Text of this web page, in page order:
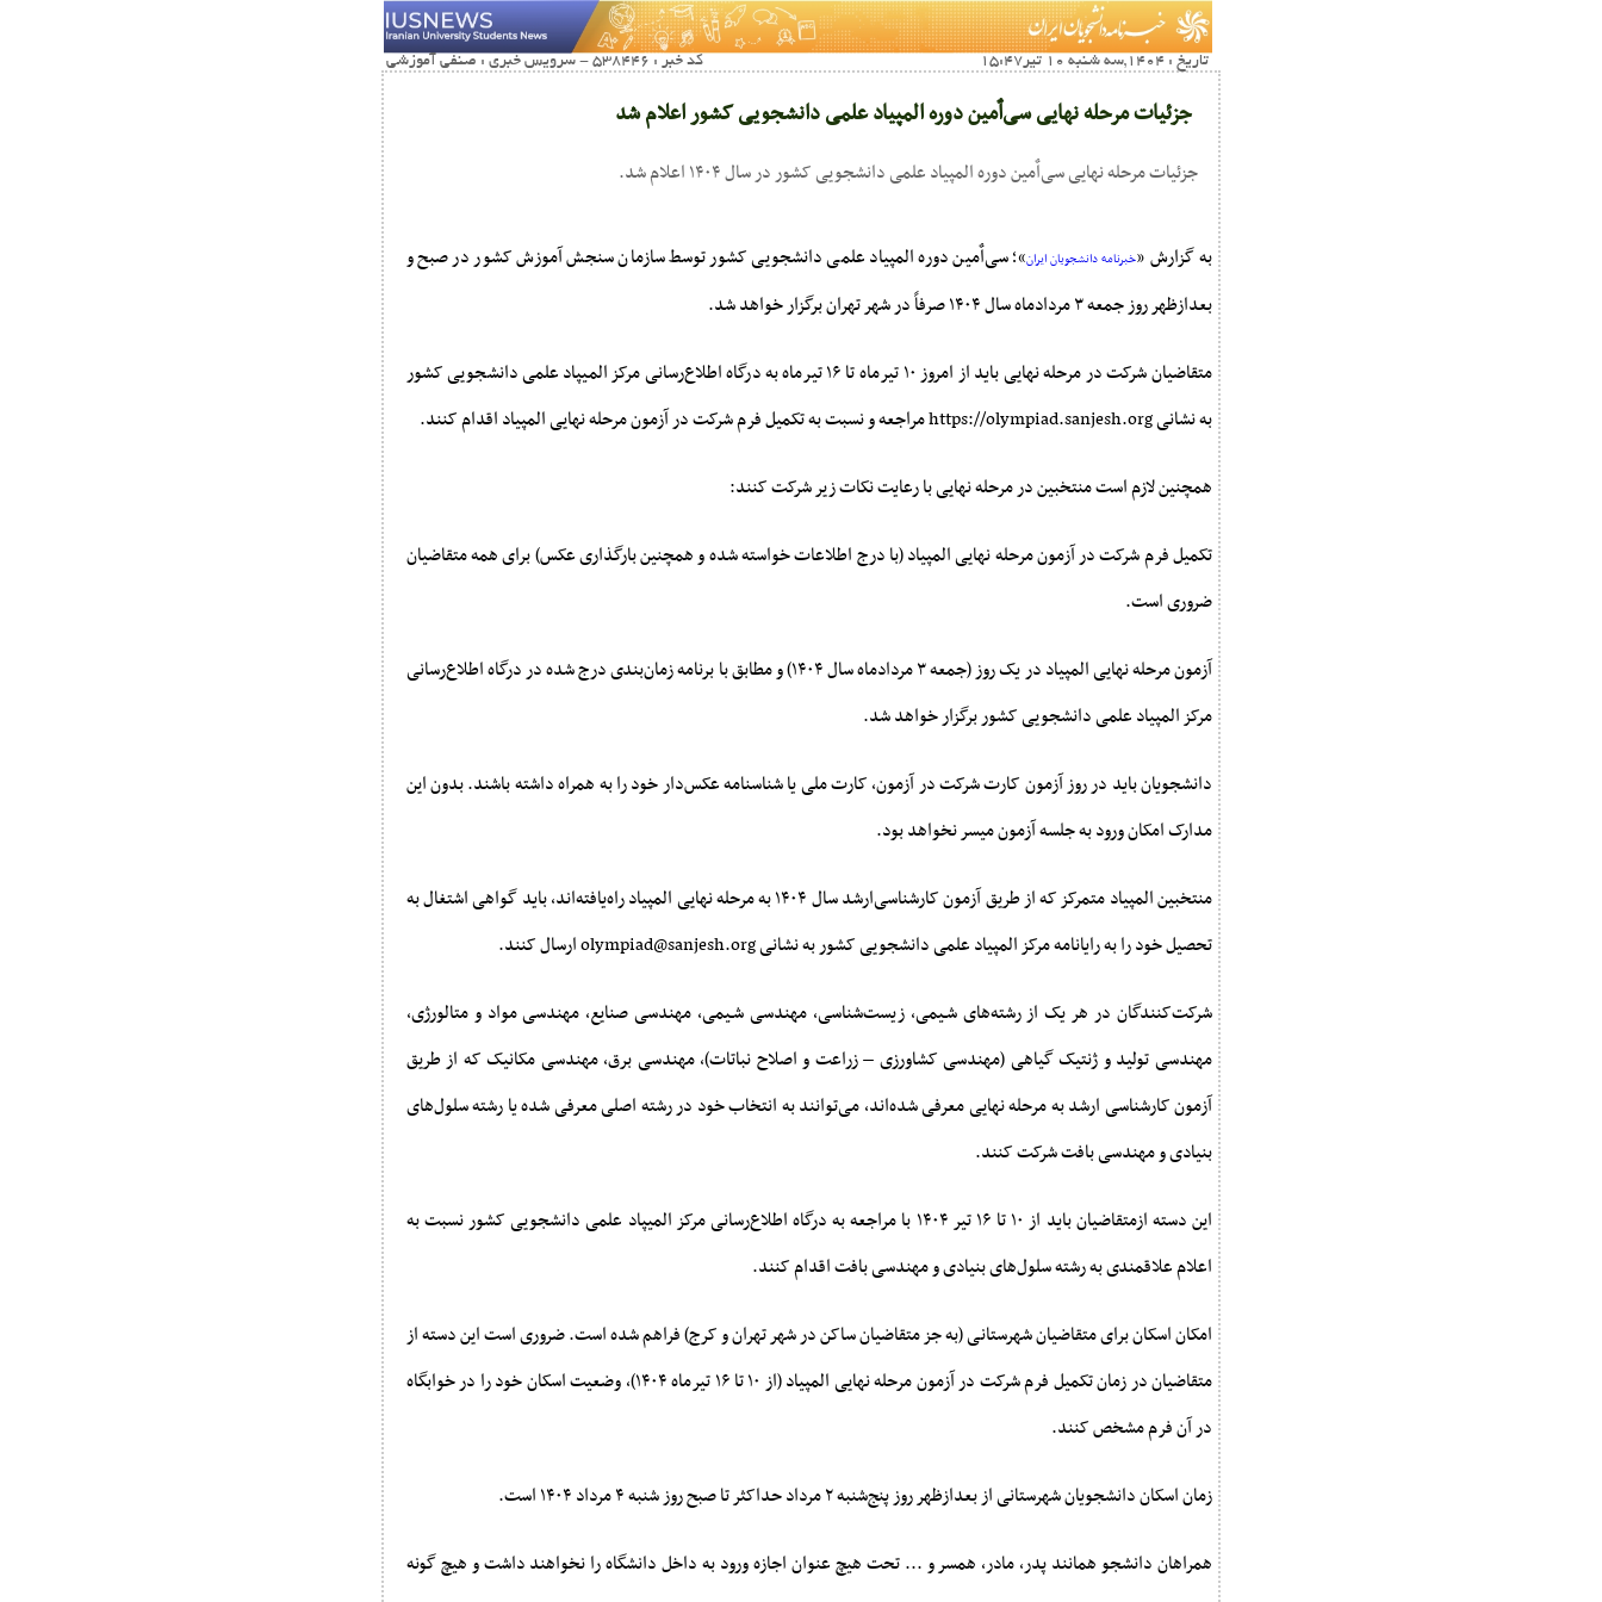
تاریخ : 1404,سه شنبه 10 تير15:47 کد خبر : 538446 - سرویس خبری : صنفی آموزشی
جزئیات مرحله نهایی سی‌اٌمین دوره المپیاد علمی دانشجویی کشور اعلام شد
جزئیات مرحله نهایی سی‌اٌمین دوره المپیاد علمی دانشجویی کشور در سال ۱۴۰۴ اعلام شد.
به گزارش «خبرنامه دانشجویان ایران»؛ سی‌اٌمین دوره المپیاد علمی دانشجویی کشور توسط سازمان سنجش آموزش کشور در صبح و
بعدازظهر روز جمعه ۳ مردادماه سال ۱۴۰۴ صرفاً در شهر تهران برگزار خواهد شد.
متقاضیان شرکت در مرحله نهایی باید از امروز ۱۰ تیرماه تا ۱۶ تیرماه به درگاه اطلاع‌رسانی مرکز المیپاد علمی دانشجویی کشور
به نشانی https://olympiad.sanjesh.org مراجعه و نسبت به تکمیل فرم شرکت در آزمون مرحله نهایی المپیاد اقدام کنند.
همچنین لازم است منتخبین در مرحله نهایی با رعایت نکات زیر شرکت کنند:
تکمیل فرم شرکت در آزمون مرحله نهایی المپیاد (با درج اطلاعات خواسته شده و همچنین بارگذاری عکس) برای همه متقاضیان
ضروری است.
آزمون مرحله نهایی المپیاد در یک روز (جمعه ۳ مردادماه سال ۱۴۰۴) و مطابق با برنامه زمان‌بندی درج شده در درگاه اطلاع‌رسانی
مرکز المپیاد علمی دانشجویی کشور برگزار خواهد شد.
دانشجویان باید در روز آزمون کارت شرکت در آزمون، کارت ملی یا شناسنامه عکس‌دار خود را به همراه داشته باشند. بدون این
مدارک امکان ورود به جلسه آزمون میسر نخواهد بود.
منتخبین المپیاد متمرکز که از طریق آزمون کارشناسی‌ارشد سال ۱۴۰۴ به مرحله نهایی المپیاد راه‌یافته‌اند، باید گواهی اشتغال به
تحصیل خود را به رایانامه مرکز المپیاد علمی دانشجویی کشور به نشانی olympiad@sanjesh.org ارسال کنند.
شرکت‌کنندگان در هر یک از رشته‌های شـیمی، زیست‌شناسی، مهندسی شـیمی، مهندسی صنایع، مهندسی مواد و متالورژی،
مهندسی تولید و ژنتیک گیاهی (مهندسی کشاورزی – زراعت و اصلاح نباتات)، مهندسی برق، مهندسی مکانیک که از طریق
آزمون کارشناسی ارشد به مرحله نهایی معرفی شده‌اند، می‌توانند به انتخاب خود در رشته اصلی معرفی شده یا رشته سلول‌های
بنیادی و مهندسی بافت شرکت کنند.
این دسته ازمتقاضیان باید از ۱۰ تا ۱۶ تیر ۱۴۰۴ با مراجعه به درگاه اطلاع‌رسانی مرکز المیپاد علمی دانشجویی کشور نسبت به
اعلام علاقمندی به رشته سلول‌های بنیادی و مهندسی بافت اقدام کنند.
امکان اسکان برای متقاضیان شهرستانی (به جز متقاضیان ساکن در شهر تهران و کرج) فراهم شده است. ضروری است این دسته از
متقاضیان در زمان تکمیل فرم شرکت در آزمون مرحله نهایی المپیاد (از ۱۰ تا ۱۶ تیرماه ۱۴۰۴)، وضعیت اسکان خود را در خوابگاه
در آن فرم مشخص کنند.
زمان اسکان دانشجویان شهرستانی از بعدازظهر روز پنج‌شنبه ۲ مرداد حداکثر تا صبح روز شنبه ۴ مرداد ۱۴۰۴ است.
همراهان دانشجو همانند پدر، مادر، همسر و ... تحت هیچ عنوان اجازه ورود به داخل دانشگاه را نخواهند داشت و هیچ گونه